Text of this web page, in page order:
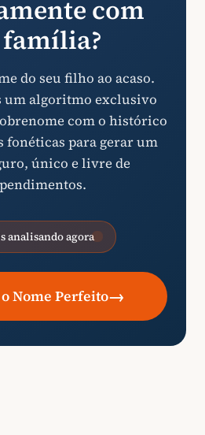
com
família?
do seu filho ao acaso.
um algoritmo exclusivo
com o histórico
fonéticas para gerar um
único e livre de
analisando agora
Nome Perfeito→